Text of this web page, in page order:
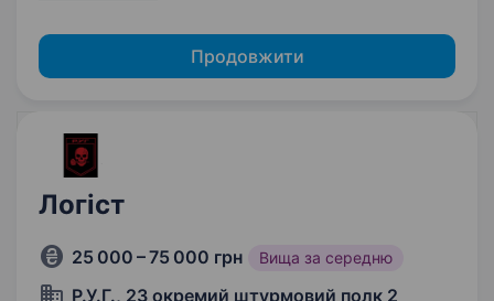
Продовжити
Логіст
25 000 – 75 000 грн Вища за середню
Р.У.Г., 23 окремий штурмовий полк 2